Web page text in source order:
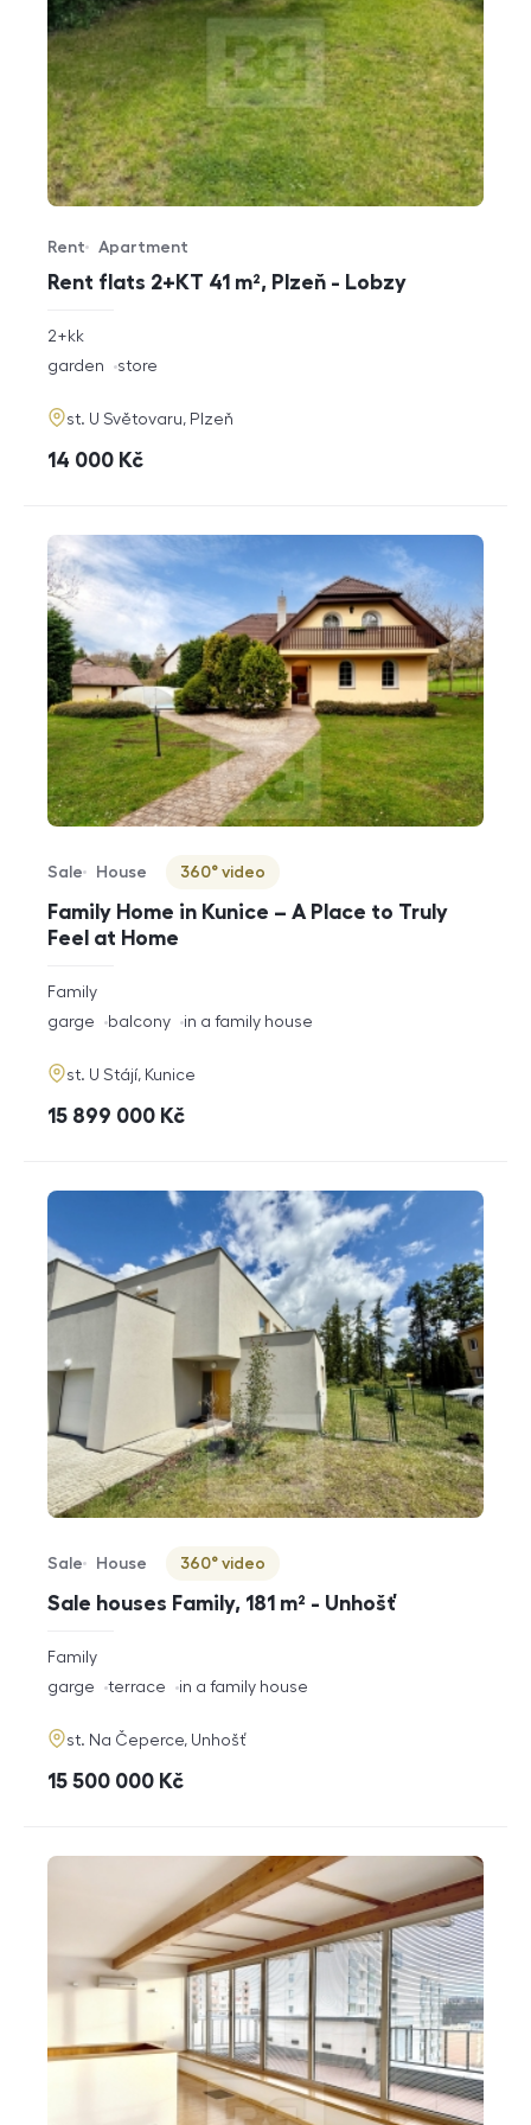
Rent flats 2+KT 41 m², Plzeň - Lobzy
Offer type
Rent
Property type
Apartment
rozměry
2+kk
funkce
garden store
adresa
st. U Světovaru, Plzeň
cena
14 000 Kč
Family Home in Kunice – A Place to Truly
Feel at Home
Offer type
Sale
Property type
House
Virtuální prohlídka
360° video
rozměry
disposition
Family
funkce
garge balcony in a family house
adresa
st. U Stájí, Kunice
cena
15 899 000 Kč
Sale houses Family, 181 m² - Unhošť
Offer type
Sale
Property type
House
Virtuální prohlídka
360° video
rozměry
disposition
Family
funkce
garge terrace in a family house
adresa
st. Na Čeperce, Unhošť
cena
15 500 000 Kč